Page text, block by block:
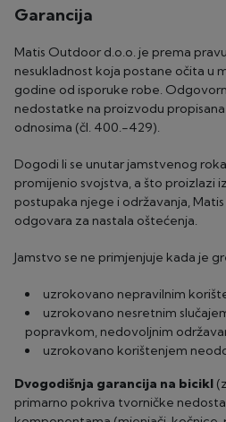
Garancija
Matis Outdoor d.o.o. je prema
nesukladnost koja postane očita u
godine od isporuke robe.
nedostatke na proizvodu
odnosima (čl. 400.-429).
Dogodi li se unutar jamstvenog
promijenio svojstva, a što proizlazi
postupaka njege i održavanja,
odgovara za nastala oštećenja.
Jamstvo se ne primjenjuje kada je
uzrokovano nepravilnim
uzrokovano nesretnim
popravkom, nedovoljnim
uzrokovano korištenjem
Dvogodišnja garancija na bicikl
primarno pokriva tvorničke